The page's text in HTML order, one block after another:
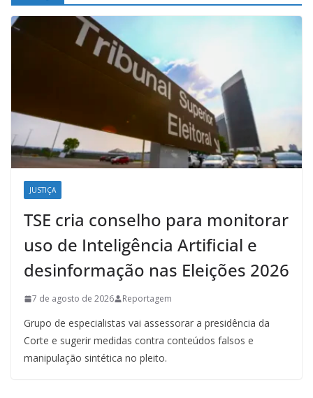
JUSTIÇA
TSE cria conselho para monitorar
uso de Inteligência Artificial e
desinformação nas Eleições 2026
7 de agosto de 2026 Reportagem
Grupo de especialistas vai assessorar a presidência da
Corte e sugerir medidas contra conteúdos falsos e
manipulação sintética no pleito.